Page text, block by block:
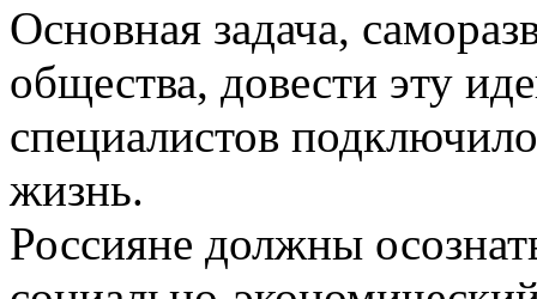
Основная задача,
общества, довести эту
специалистов
жизнь.
Россияне должны